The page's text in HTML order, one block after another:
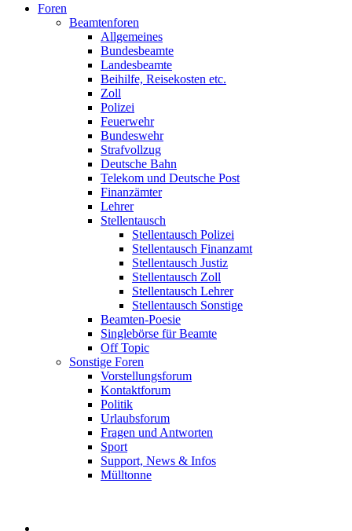
Foren
Beamtenforen
Allgemeines
Bundesbeamte
Landesbeamte
Beihilfe, Reisekosten etc.
Zoll
Polizei
Feuerwehr
Bundeswehr
Strafvollzug
Deutsche Bahn
Telekom und Deutsche Post
Finanzämter
Lehrer
Stellentausch
Stellentausch Polizei
Stellentausch Finanzamt
Stellentausch Justiz
Stellentausch Zoll
Stellentausch Lehrer
Stellentausch Sonstige
Beamten-Poesie
Singlebörse für Beamte
Off Topic
Sonstige Foren
Vorstellungsforum
Kontaktforum
Politik
Urlaubsforum
Fragen und Antworten
Sport
Support, News & Infos
Mülltonne